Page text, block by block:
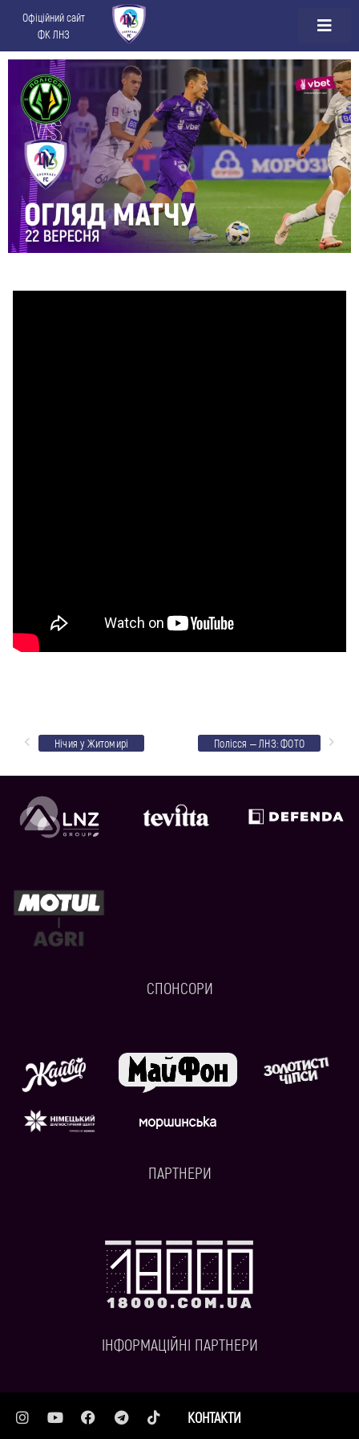
Офіційний сайт
ФК ЛНЗ
Нічия у Житомирі Полісся – ЛНЗ: ФОТО
СПОНСОРИ
ПАРТНЕРИ
ІНФОРМАЦІЙНІ ПАРТНЕРИ
КОНТАКТИ